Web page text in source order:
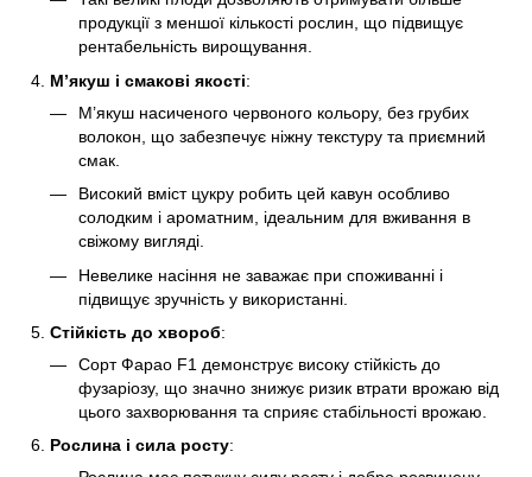
продукції з меншої кількості рослин, що підвищує
рентабельність вирощування.
М’якуш і смакові якості:
М’якуш насиченого червоного кольору, без грубих
волокон, що забезпечує ніжну текстуру та приємний
смак.
Високий вміст цукру робить цей кавун особливо
солодким і ароматним, ідеальним для вживання в
свіжому вигляді.
Невелике насіння не заважає при споживанні і
підвищує зручність у використанні.
Стійкість до хвороб:
Сорт Фарао F1 демонструє високу стійкість до
фузаріозу, що значно знижує ризик втрати врожаю від
цього захворювання та сприяє стабільності врожаю.
Рослина і сила росту: